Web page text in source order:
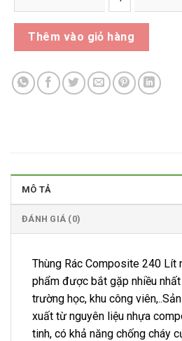
Thêm vào giỏ hàng
MÔ TẢ
ĐÁNH GIÁ (0)
Thùng Rác Composite 240 Lít
phẩm được bắt gặp nhiều
trường học, khu công
xuất từ nguyên liệu nhựa
tinh, có khả năng chống cháy